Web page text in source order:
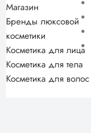
Магазин
Бренды люксовой
косметики
Косметика для лица
Косметика для тела
Косметика для волос